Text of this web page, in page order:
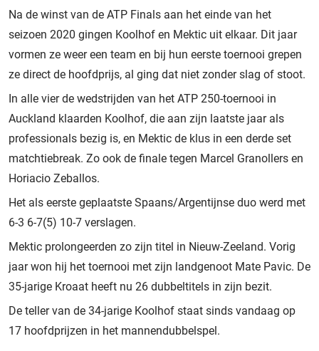
Na de winst van de ATP Finals aan het einde van het
seizoen 2020 gingen Koolhof en Mektic uit elkaar. Dit jaar
vormen ze weer een team en bij hun eerste toernooi grepen
ze direct de hoofdprijs, al ging dat niet zonder slag of stoot.
In alle vier de wedstrijden van het ATP 250-toernooi in
Auckland klaarden Koolhof, die aan zijn laatste jaar als
professionals bezig is, en Mektic de klus in een derde set
matchtiebreak. Zo ook de finale tegen Marcel Granollers en
Horiacio Zeballos.
Het als eerste geplaatste Spaans/Argentijnse duo werd met
6-3 6-7(5) 10-7 verslagen.
Mektic prolongeerden zo zijn titel in Nieuw-Zeeland. Vorig
jaar won hij het toernooi met zijn landgenoot Mate Pavic. De
35-jarige Kroaat heeft nu 26 dubbeltitels in zijn bezit.
De teller van de 34-jarige Koolhof staat sinds vandaag op
17 hoofdprijzen in het mannendubbelspel.